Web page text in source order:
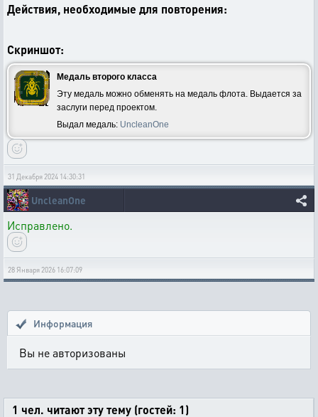
Действия, необходимые для повторения:
Скриншот:
Медаль второго класса
Эту медаль можно обменять на медаль флота. Выдается за
заслуги перед проектом.
Выдал медаль: UncleanOne
31 Декабря 2024 14:30:31
UncleanOne
Исправлено.
28 Января 2026 16:07:09
Информация
Вы не авторизованы
1 чел. читают эту тему (гостей: 1)